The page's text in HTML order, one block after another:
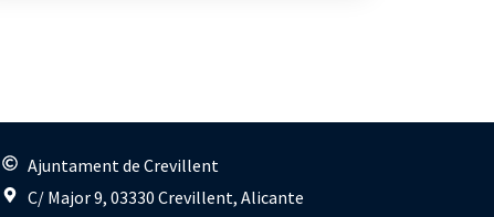
Ajuntament de Crevillent
C/ Major 9, 03330 Crevillent, Alicante